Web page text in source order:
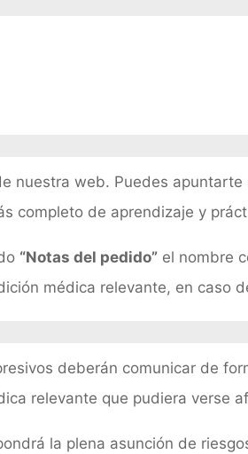
nuestra web. Puedes
completo de aprendizaje y
“Notas del pedido”el nombre
médica relevante, en caso
deberán comunicar de
relevante que pudiera verse
la plena asunción de